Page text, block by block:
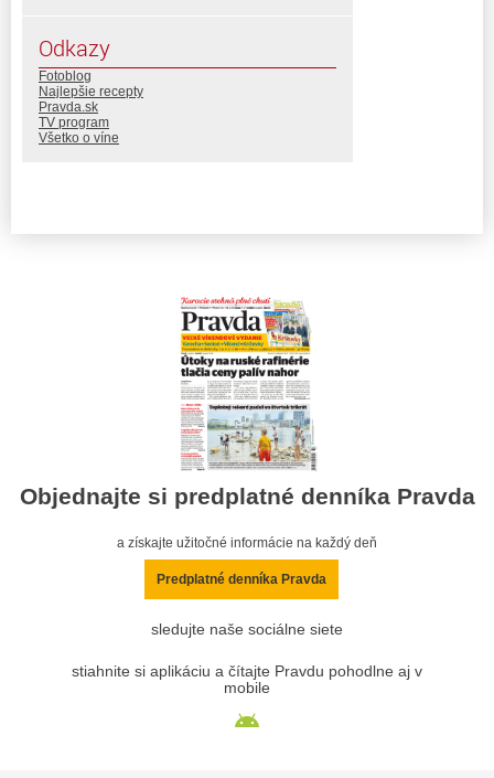
Odkazy
Fotoblog
Najlepšie recepty
Pravda.sk
TV program
Všetko o víne
Objednajte si predplatné denníka Pravda
a získajte užitočné informácie na každý deň
Predplatné denníka Pravda
sledujte naše sociálne siete
stiahnite si aplikáciu a čítajte Pravdu pohodlne aj v
mobile